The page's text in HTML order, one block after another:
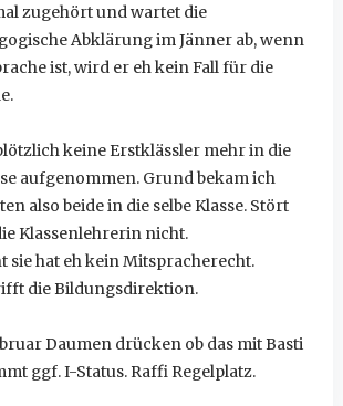
zugehört und wartet die
Abklärung im Jänner ab, wenn
ist, wird er eh kein Fall für die
keine Erstklässler mehr in die
aufgenommen. Grund bekam ich
also beide in die selbe Klasse. Stört
Klassenlehrerin nicht.
hat eh kein Mitspracherecht.
die Bildungsdirektion.
Daumen drücken ob das mit Basti
ggf. I-Status. Raffi Regelplatz.